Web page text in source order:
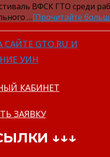
ВФСК ГТО среди
…[Прочитайте
GTO.RU И
УИН
КАБИНЕТ
ЗАЯВКУ
↓↓↓